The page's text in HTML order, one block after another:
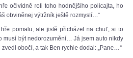
očividně roli toho hodnějšího policajta, ho
obviněnej výtržník ještě rozmyslí…“
pomalu, ale jistě přicházel na chuť, si to
musí být nedorozumění… Já jsem auto nikdy
obočí, a tak Ben rychle dodal: „Pane…“